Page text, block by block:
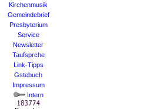
Kirchenmusik
Gemeindebrief
Presbyterium
Service
Newsletter
Taufsprche
Link-Tipps
Gstebuch
Impressum
Intern